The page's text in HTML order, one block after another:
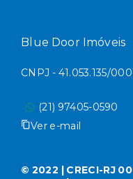
Blue Door Imóveis
CNPJ - 41.053.135/
(21) 97405-0590
Ver e-mail
© 2022 | CRECI-RJ